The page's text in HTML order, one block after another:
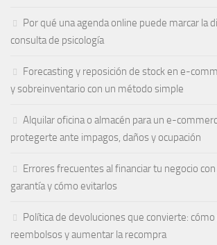
Por qué una agenda online puede marcar la
consulta de psicología
Forecasting y reposición de stock en e-
y sobreinventario con un método simple
Alquilar oficina o almacén para un e-
protegerte ante impagos, daños y ocupación
Errores frecuentes al financiar tu negocio
garantía y cómo evitarlos
Política de devoluciones que convierte:
reembolsos y aumentar la recompra